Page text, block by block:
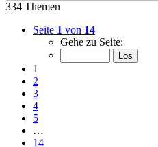
334 Themen
Seite 1 von 14
Gehe zu Seite:
1
2
3
4
5
…
14